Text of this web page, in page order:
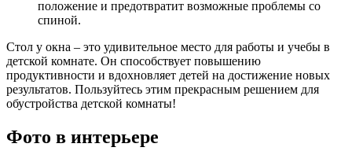
положение и предотвратит возможные проблемы со
спиной.
Стол у окна – это удивительное место для работы и учебы в
детской комнате. Он способствует повышению
продуктивности и вдохновляет детей на достижение новых
результатов. Пользуйтесь этим прекрасным решением для
обустройства детской комнаты!
Фото в интерьере